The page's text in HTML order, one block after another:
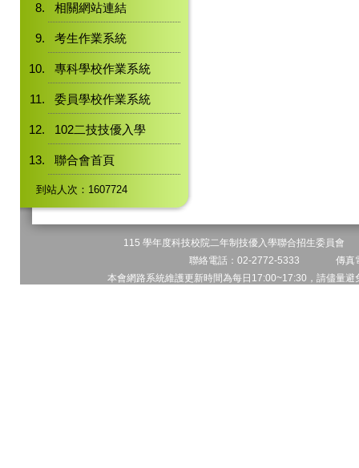
相關網站連結
考生作業系統
專科學校作業系統
委員學校作業系統
102二技技優入學
聯合會首頁
到站人次：1607724
115 學年度科技校院二年制技優入學聯合招生委員
聯絡電話：02-2772-5333 傳
本會網路系統維護更新時間為每日17:00~17:30，請儘量